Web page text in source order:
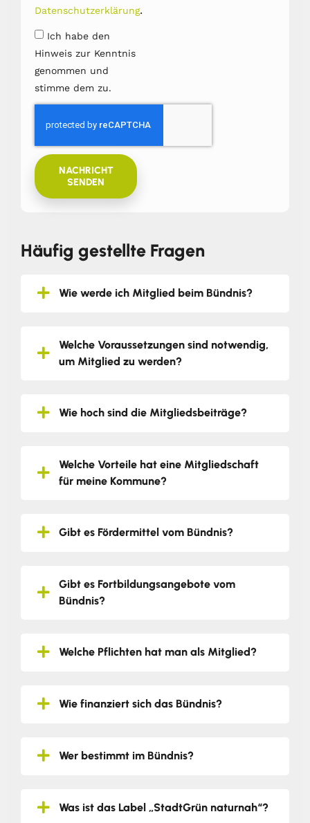
Datenschutzerklärung.
Ich habe den
Hinweis zur Kenntnis
genommen und
stimme dem zu.
NACHRICHT
SENDEN
Häufig gestellte Fragen
Wie werde ich Mitglied beim Bündnis?
Welche Voraussetzungen sind notwendig,
um Mitglied zu werden?
Wie hoch sind die Mitgliedsbeiträge?
Welche Vorteile hat eine Mitgliedschaft
für meine Kommune?
Gibt es Fördermittel vom Bündnis?
Gibt es Fortbildungsangebote vom
Bündnis?
Welche Pflichten hat man als Mitglied?
Wie finanziert sich das Bündnis?
Wer bestimmt im Bündnis?
Was ist das Label „StadtGrün naturnah“?